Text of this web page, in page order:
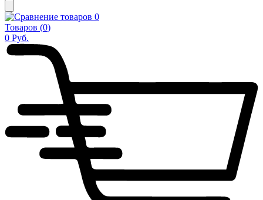
0
Товаров (0)
0 Руб.